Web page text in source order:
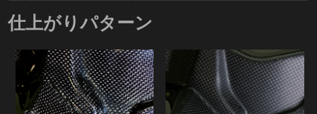
仕上がりパターン